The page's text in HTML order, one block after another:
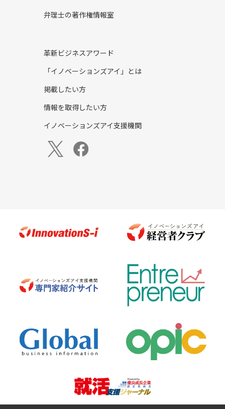
弁理士の著作権情報室
革新ビジネスアワード
「イノベーションズアイ」とは
掲載したい方
情報を取得したい方
イノベーションズアイ支援機関